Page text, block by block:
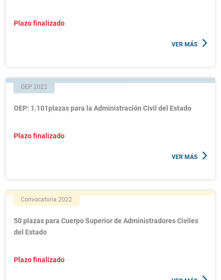
Plazo finalizado
VER MÁS
OEP 2022
OEP: 1.101plazas para la Administración Civil del Estado
Plazo finalizado
VER MÁS
Convocatoria 2022
50 plazas para Cuerpo Superior de Administradores Civiles
del Estado
Plazo finalizado